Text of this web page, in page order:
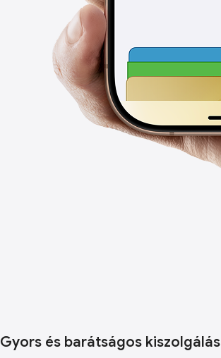
Gyors és barátságos kiszolgálás